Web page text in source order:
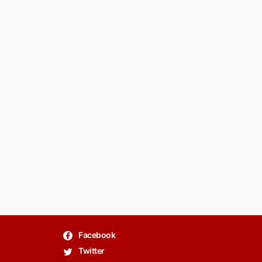
Facebook
Twitter